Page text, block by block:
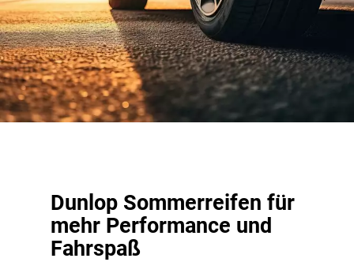
Dunlop Sommerreifen für
mehr Performance und
Fahrspaß